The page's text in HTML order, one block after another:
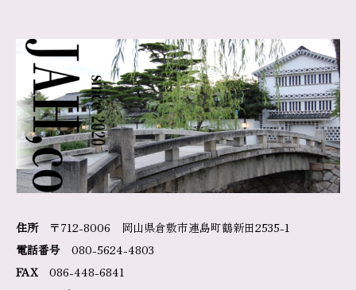
住所〒712-8006 岡山県倉敷市連島町鶴新田2535-1
電話番号
080-5624-4803
FAX 086-448-6841